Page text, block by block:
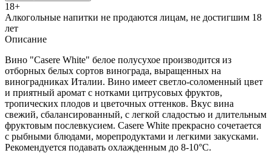
18+
Алкогольные напитки не продаются лицам, не достигшим 18
лет
Описание
Вино "Casere White" белое полусухое производится из
отборных белых сортов винограда, выращенных на
виноградниках Италии. Вино имеет светло-соломенный цвет
и приятный аромат с нотками цитрусовых фруктов,
тропических плодов и цветочных оттенков. Вкус вина
свежий, сбалансированный, с легкой сладостью и длительным
фруктовым послевкусием. Casere White прекрасно сочетается
с рыбными блюдами, морепродуктами и легкими закусками.
Рекомендуется подавать охлажденным до 8-10°C.